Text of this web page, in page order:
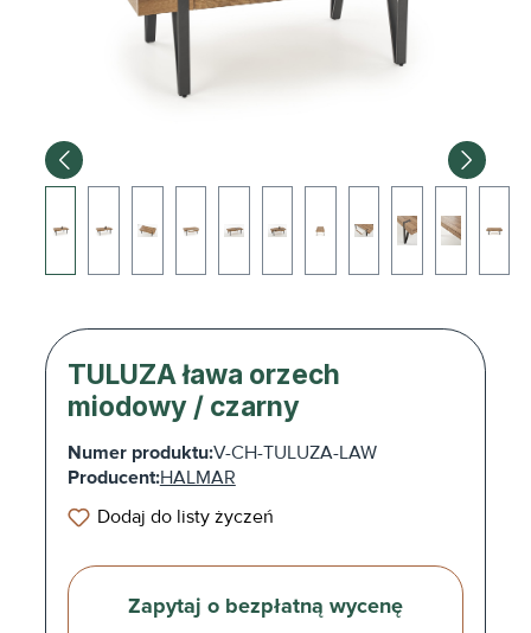
TULUZA ława orzech
miodowy / czarny
Numer produktu:V-CH-TULUZA-LAW
Producent:HALMAR
Dodaj do listy życzeń
Zapytaj o bezpłatną wycenę